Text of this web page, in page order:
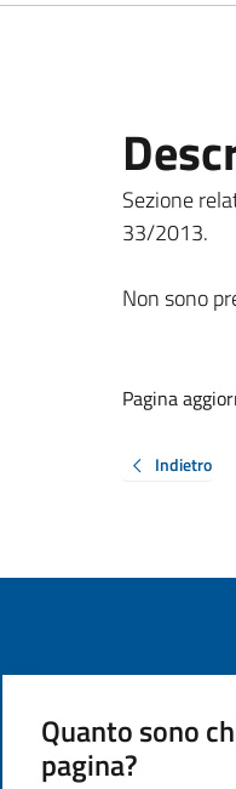
Sezione
33/2013.
Non sono
Pagina
Indietro
Quanto sono
pagina?